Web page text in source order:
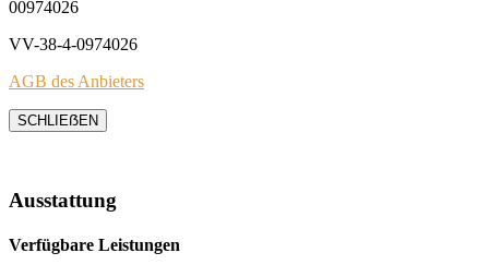
00974026
VV-38-4-0974026
AGB des Anbieters
SCHLIEẞEN
Ausstattung
Verfügbare Leistungen